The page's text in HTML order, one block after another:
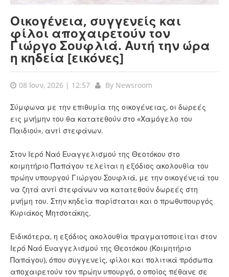
Οικογένεια, συγγενείς και
φίλοι αποχαιρετούν τον
Γιώργο Σουφλιά. Αυτή την ώρα
η κηδεία [εικόνες]
08 Ιουν, 2026 | 12:57 By Newsroom
Σύμφωνα με την επιθυμία της οικογένειας, οι δωρεές
εις μνήμην του θα κατατεθούν στο «Χαμόγελο του
Παιδιού», αντί στεφάνων.
Στον Ιερό Ναό Ευαγγελισμού της Θεοτόκου στο
κοιμητήριο Παπάγου τελείται η εξόδιος ακολουθία του
πρώην υπουργού Γιώργου Σουφλιά, με την οικογένειά του
να ζητά αντί στεφάνων να κατατεθούν δωρεές στη
μνήμη του. Στην κηδεία παρίσταται και ο πρωθυπουργός
Κυριάκος Μητσοτάκης.
Ειδικότερα, η εξόδιος ακολουθία πραγματοποιείται στον
Ιερό Ναό Ευαγγελισμού της Θεοτόκου (Κοιμητήριο
Παπάγου), όπου συγγενείς, φίλοι και πολιτικά πρόσωπα
αποχαιρετούν τον πρώην υπουργό, ο οποίος πέθανε σε